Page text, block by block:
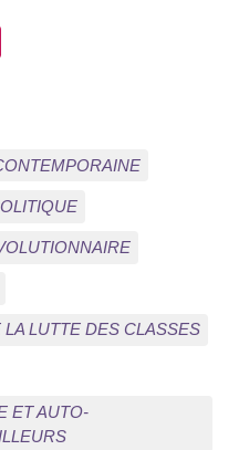
LUTTE DES CLASSES
ET AUTO-